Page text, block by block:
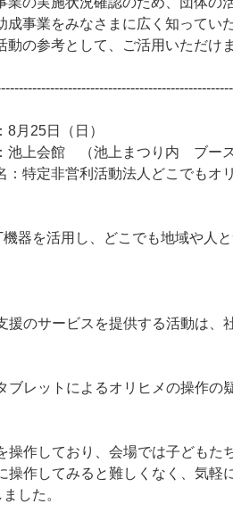
成事業をみなさまに広く知ってい
動の参考として、ご活用いただけ
8月25日（日）
池上会館 （池上まつり内 ブース
：特定非営利活動法人どこでもオ
器を活用し、どこでも地域や人
援のサービスを提供する活動は
レットによるオリヒメの操作の
作しており、会場では子どもた
操作してみると難しくなく、気軽
した。